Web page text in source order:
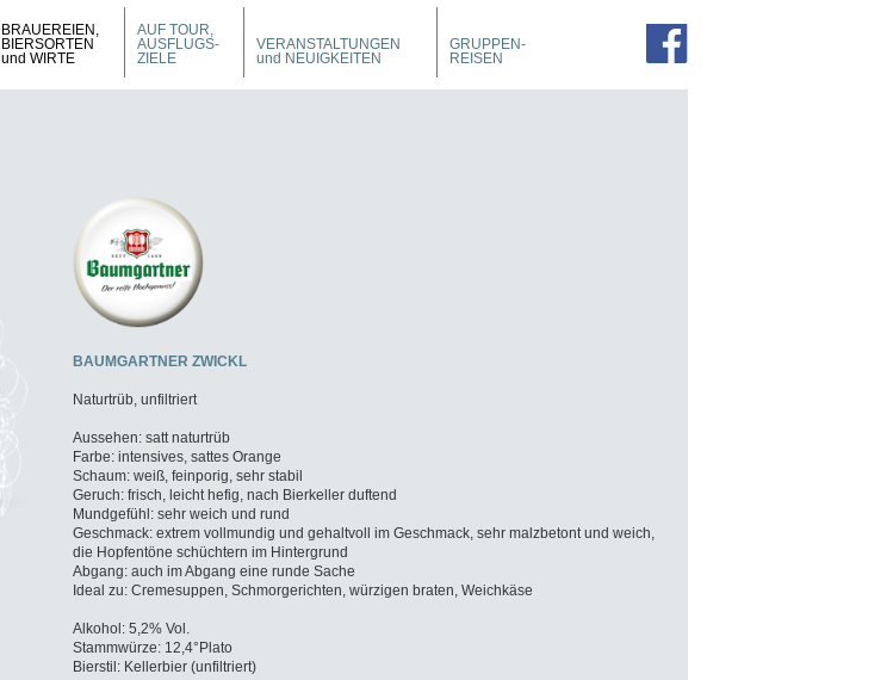
BRAUEREIEN,
BIERSORTEN
und WIRTE
AUF TOUR,
AUSFLUGS-
ZIELE
VERANSTALTUNGEN
und NEUIGKEITEN
GRUPPEN-
REISEN
PROSPEKTE
FÜHRUNGEN
BAUMGARTNER ZWICKL
Naturtrüb, unfiltriert
Aussehen: satt naturtrüb
Farbe: intensives, sattes Orange
Schaum: weiß, feinporig, sehr stabil
Geruch: frisch, leicht hefig, nach Bierkeller duftend
Mundgefühl: sehr weich und rund
Geschmack: extrem vollmundig und gehaltvoll im Geschmack, sehr malzbetont und weich,
die Hopfentöne schüchtern im Hintergrund
Abgang: auch im Abgang eine runde Sache
Ideal zu: Cremesuppen, Schmorgerichten, würzigen braten, Weichkäse
Alkohol: 5,2% Vol.
Stammwürze: 12,4°Plato
Bierstil: Kellerbier (unfiltriert)